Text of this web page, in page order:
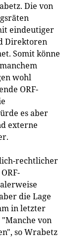
Die von
eindeutiger
Direktoren
Somit könne
wohl
ORF-
es aber
externe
rechtlicher
die Lage
in letzter
von
so Wrabetz